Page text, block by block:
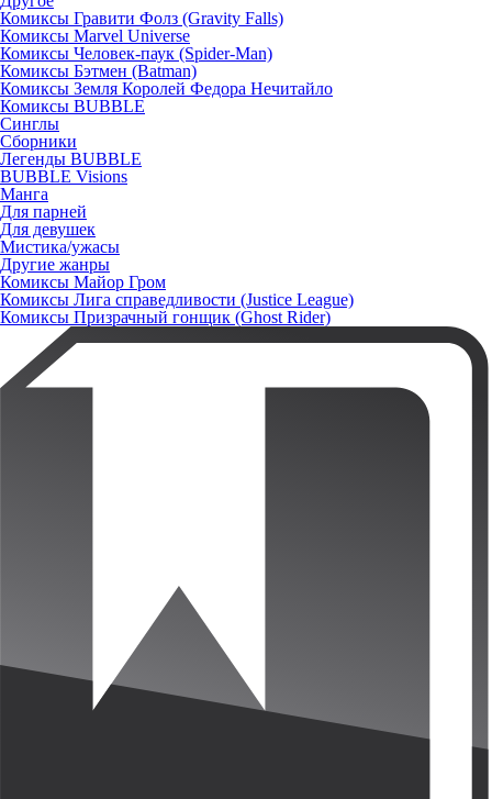
Комиксы Гравити Фолз (Gravity Falls)
Комиксы Marvel Universe
Комиксы Человек-паук (Spider-Man)
Комиксы Бэтмен (Batman)
Комиксы Земля Королей Федора Нечитайло
Комиксы BUBBLE
Синглы
Сборники
Легенды BUBBLE
BUBBLE Visions
Манга
Для парней
Для девушек
Мистика/ужасы
Другие жанры
Комиксы Майор Гром
Комиксы Лига справедливости (Justice League)
Комиксы Призрачный гонщик (Ghost Rider)